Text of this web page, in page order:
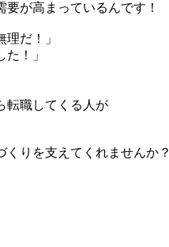
が高まっているんです！
理だ！」
！」
転職してくる人が
りを支えてくれませんか？